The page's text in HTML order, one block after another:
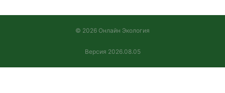
© 2026 Онлайн Экология
Версия 2026.08.05